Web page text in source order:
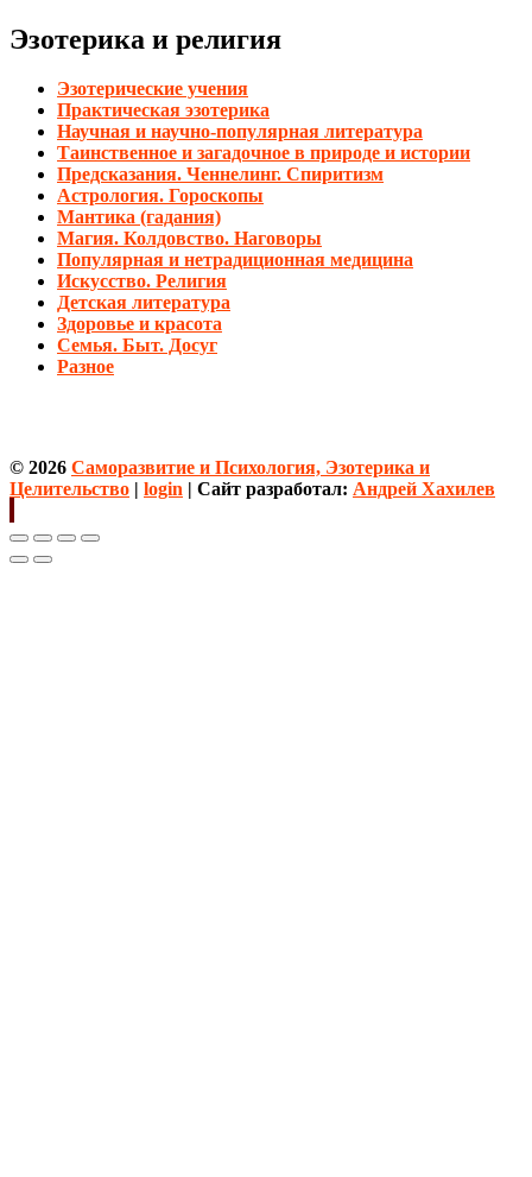
Эзотерика и религия
Эзотерические учения
Практическая эзотерика
Научная и научно-популярная литература
Таинственное и загадочное в природе и истории
Предсказания. Ченнелинг. Спиритизм
Астрология. Гороскопы
Мантика (гадания)
Магия. Колдовство. Наговоры
Популярная и нетрадиционная медицина
Искусство. Религия
Детская литература
Здоровье и красота
Семья. Быт. Досуг
Разное
© 2026 Саморазвитие и Психология, Эзотерика и
Целительство | login | Сайт разработал: Андрей Хахилев